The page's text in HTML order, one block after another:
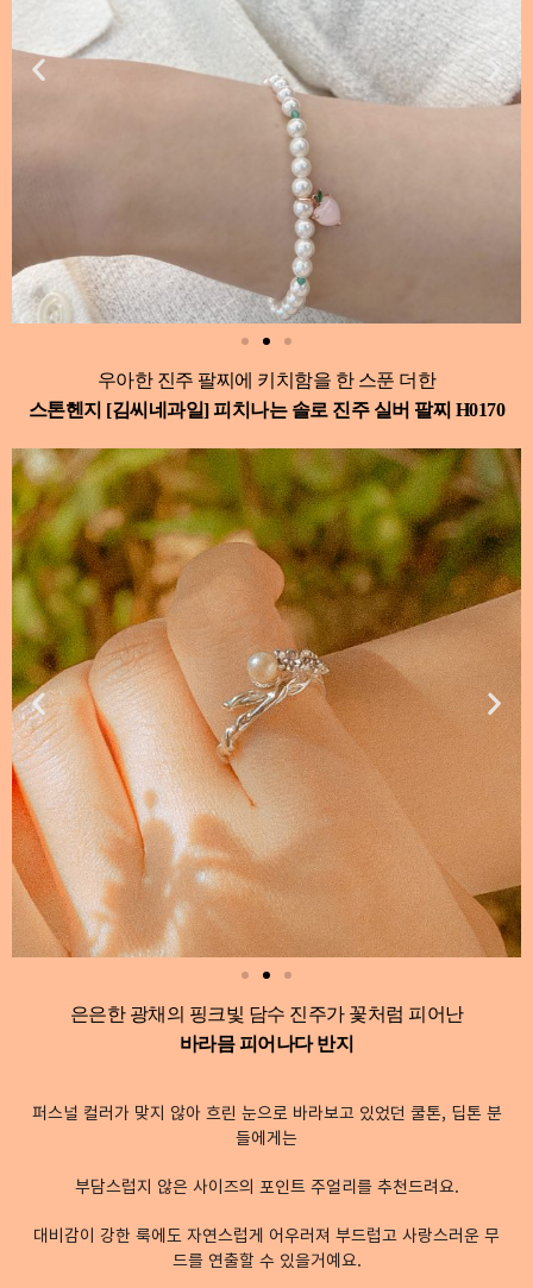
우아한 진주 팔찌에 키치함을 한 스푼 더한
스톤헨지 [김씨네과일] 피치나는 솔로 진주 실버 팔찌 H0170
은은한 광채의 핑크빛 담수 진주가 꽃처럼 피어난
바라믐 피어나다 반지​
퍼스널 컬러가 맞지 않아 흐린 눈으로 바라보고 있었던 쿨톤, 딥톤 분
들에게는
부담스럽지 않은 사이즈의 포인트 주얼리를 추천드려요.
대비감이 강한 룩에도 자연스럽게 어우러져 부드럽고 사랑스러운 무
드를 연출할 수 있을거예요.